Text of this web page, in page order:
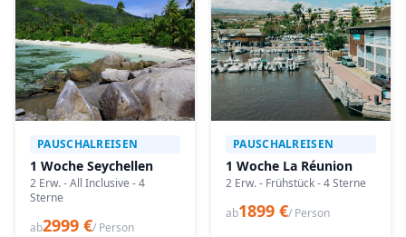
PAUSCHALREISEN
1 Woche Seychellen
2 Erw. - All Inclusive - 4
Sterne
ab2999 €/ Person
PAUSCHALREISEN
1 Woche La Réunion
2 Erw. - Frühstück - 4 Sterne
ab1899 €/ Person